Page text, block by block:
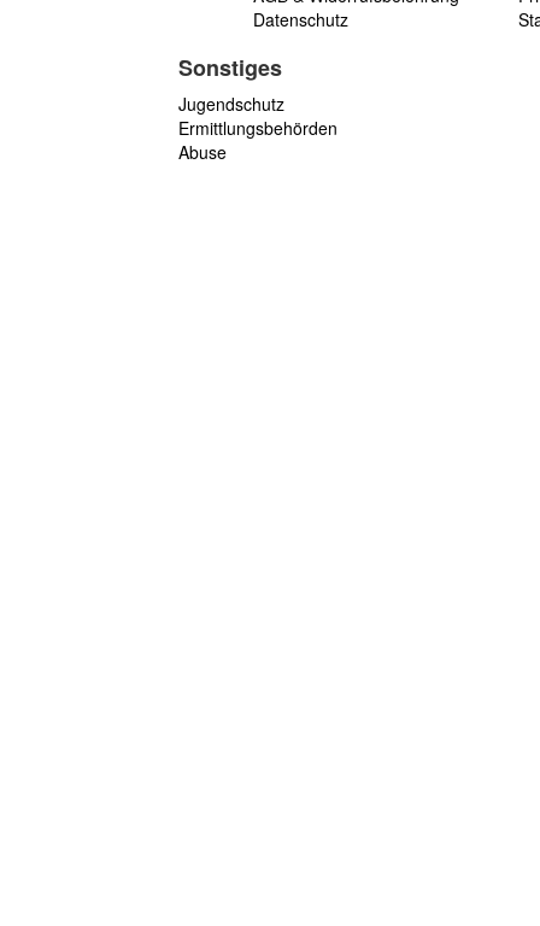
Datenschutz
Sonstiges
Jugendschutz
Ermittlungsbehörden
Abuse